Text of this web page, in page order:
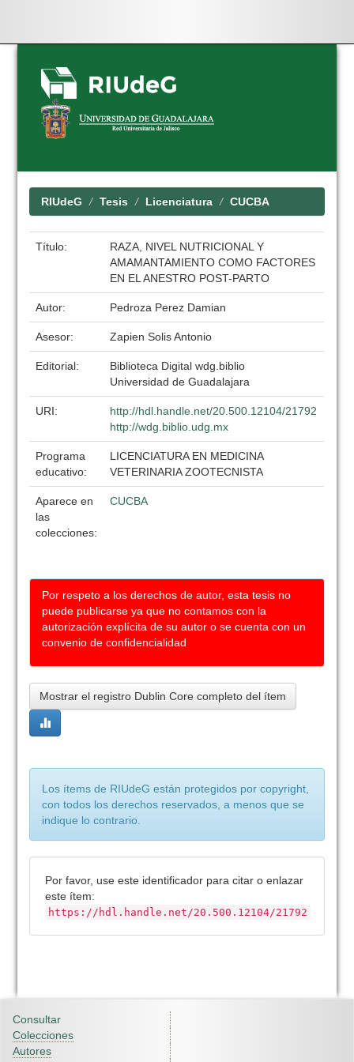
Skip
navigation
RIUdeG Tesis Licenciatura CUCBA
Título:
RAZA, NIVEL NUTRICIONAL Y
AMAMANTAMIENTO COMO FACTORES
EN EL ANESTRO POST-PARTO
Autor: Pedroza Perez Damian
Asesor: Zapien Solis Antonio
Editorial:
Biblioteca Digital wdg.biblio
Universidad de Guadalajara
URI:
http://hdl.handle.net/20.500.12104/21792
http://wdg.biblio.udg.mx
Programa
educativo:
LICENCIATURA EN MEDICINA
VETERINARIA ZOOTECNISTA
Aparece en
las
colecciones:
CUCBA
Por respeto a los derechos de autor, esta tesis no
puede publicarse ya que no contamos con la
autorización explícita de su autor o se cuenta con un
convenio de confidencialidad
Mostrar el registro Dublin Core completo del ítem
Los ítems de RIUdeG están protegidos por copyright,
con todos los derechos reservados, a menos que se
indique lo contrario.
Por favor, use este identificador para citar o enlazar
este ítem:
https://hdl.handle.net/20.500.12104/21792
Consultar
Colecciones
Autores